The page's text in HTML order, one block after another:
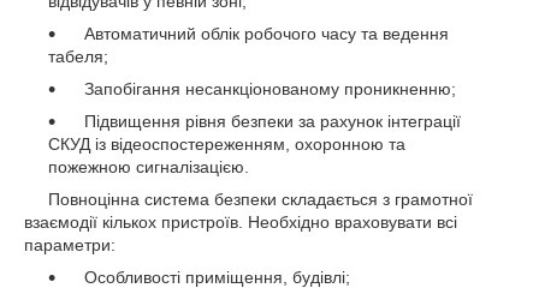
Автоматичний облік робочого часу та ведення
табеля;
Запобігання несанкціонованому проникненню;
Підвищення рівня безпеки за рахунок інтеграції
СКУД із відеоспостереженням, охоронною та
пожежною сигналізацією.
Повноцінна система безпеки складається з грамотної
взаємодії кількох пристроїв. Необхідно враховувати всі
параметри:
Особливості приміщення, будівлі;